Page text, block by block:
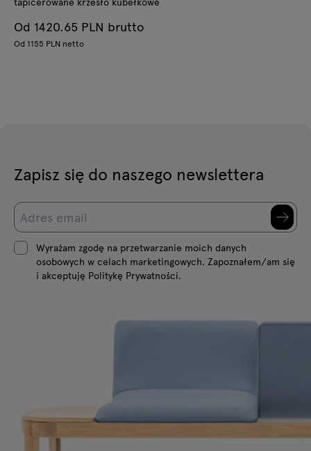
Od 1420.65 PLN brutto
Od 1155 PLN netto
Zapisz się do naszego newslettera
Wyrażam zgodę na przetwarzanie moich danych
osobowych w celach marketingowych. Zapoznałem/am się
i akceptuję Politykę Prywatności.